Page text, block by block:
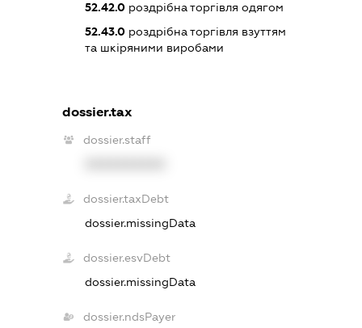
52.42.0 роздрібна торгівля одягом
52.43.0 роздрібна торгівля взуттям
та шкіряними виробами
dossier.tax
dossier.staff
dossier.taxDebt
dossier.missingData
dossier.esvDebt
dossier.missingData
dossier.ndsPayer